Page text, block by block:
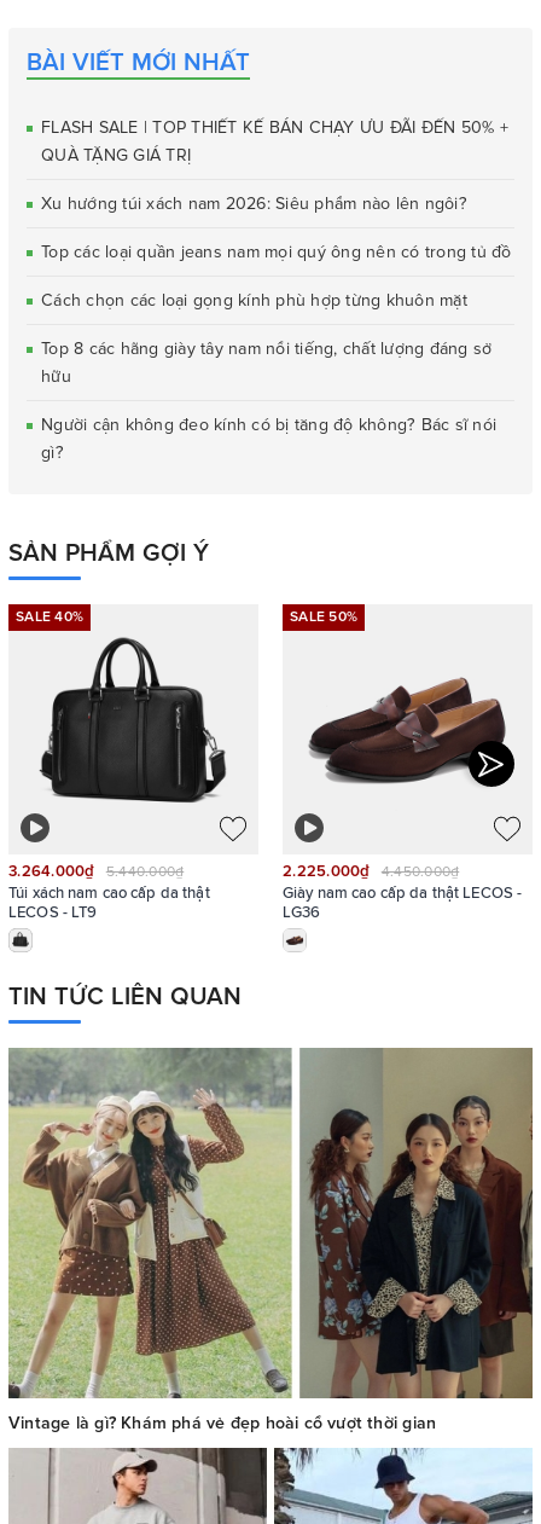
BÀI VIẾT MỚI NHẤT
FLASH SALE | TOP THIẾT KẾ BÁN CHẠY ƯU ĐÃI ĐẾN 50% +
QUÀ TẶNG GIÁ TRỊ
Xu hướng túi xách nam 2026: Siêu phẩm nào lên ngôi?
Top các loại quần jeans nam mọi quý ông nên có trong tủ đồ
Cách chọn các loại gọng kính phù hợp từng khuôn mặt
Top 8 các hãng giày tây nam nổi tiếng, chất lượng đáng sở
hữu
Người cận không đeo kính có bị tăng độ không? Bác sĩ nói
gì?
SẢN PHẨM GỢI Ý
SALE 40%
3.264.000₫ 5.440.000₫
Túi xách nam cao cấp da thật
LECOS - LT9
SALE 50%
2.225.000₫ 4.450.000₫
Giày nam cao cấp da thật LECOS -
LG36
TIN TỨC LIÊN QUAN
Vintage là gì? Khám phá vẻ đẹp hoài cổ vượt thời gian